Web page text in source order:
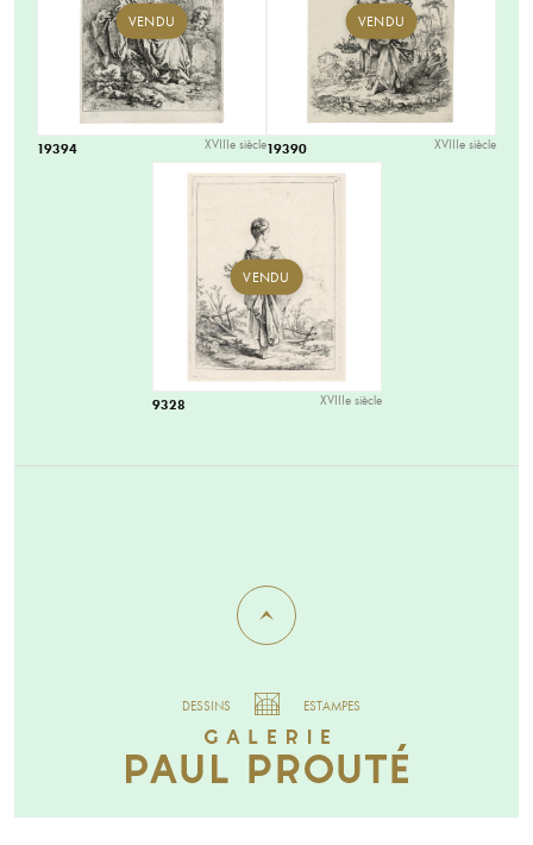
VENDU
19394 XVIIIe siècle
VENDU
19390 XVIIIe siècle
VENDU
9328 XVIIIe siècle
DESSINS ESTAMPES